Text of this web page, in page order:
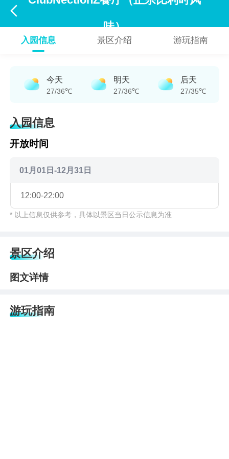

味）
入园信息 景区介绍 游玩指南
今天
27/36℃
明天
27/36℃
后天
27/35℃
入园信息
开放时间
01月01日-12月31日
12:00-22:00
* 以上信息仅供参考，具体以景区当日公示信息为准
景区介绍
图文详情
游玩指南